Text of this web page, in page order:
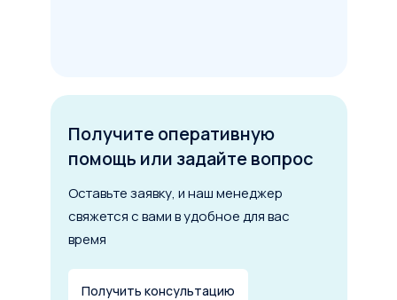
Получите оперативную
помощь или задайте вопрос
Оставьте заявку, и наш менеджер
свяжется с вами в удобное для вас
время
Получить консультацию